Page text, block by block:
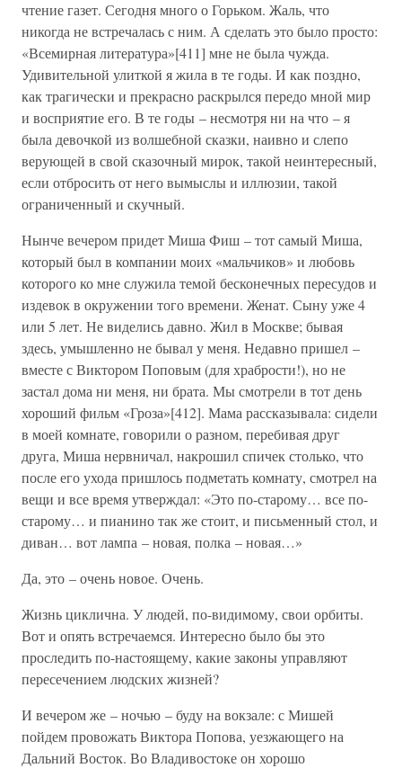
чтение газет. Сегодня много о Горьком. Жаль, что
никогда не встречалась с ним. А сделать это было просто:
«Всемирная литература»[411] мне не была чужда.
Удивительной улиткой я жила в те годы. И как поздно,
как трагически и прекрасно раскрылся передо мной мир
и восприятие его. В те годы – несмотря ни на что – я
была девочкой из волшебной сказки, наивно и слепо
верующей в свой сказочный мирок, такой неинтересный,
если отбросить от него вымыслы и иллюзии, такой
ограниченный и скучный.
Нынче вечером придет Миша Фиш – тот самый Миша,
который был в компании моих «мальчиков» и любовь
которого ко мне служила темой бесконечных пересудов и
издевок в окружении того времени. Женат. Сыну уже 4
или 5 лет. Не виделись давно. Жил в Москве; бывая
здесь, умышленно не бывал у меня. Недавно пришел –
вместе с Виктором Поповым (для храбрости!), но не
застал дома ни меня, ни брата. Мы смотрели в тот день
хороший фильм «Гроза»[412]. Мама рассказывала: сидели
в моей комнате, говорили о разном, перебивая друг
друга, Миша нервничал, накрошил спичек столько, что
после его ухода пришлось подметать комнату, смотрел на
вещи и все время утверждал: «Это по-старому… все по-
старому… и пианино так же стоит, и письменный стол, и
диван… вот лампа – новая, полка – новая…»
Да, это – очень новое. Очень.
Жизнь циклична. У людей, по-видимому, свои орбиты.
Вот и опять встречаемся. Интересно было бы это
проследить по-настоящему, какие законы управляют
пересечением людских жизней?
И вечером же – ночью – буду на вокзале: с Мишей
пойдем провожать Виктора Попова, уезжающего на
Дальний Восток. Во Владивостоке он хорошо